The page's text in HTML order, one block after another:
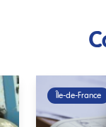
Île-de-France